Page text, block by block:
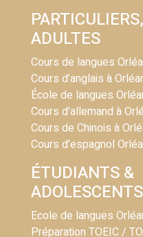
PARTICULIERS,
ADULTES
Cours de langues
Cours d’anglais à
École de langues
Cours d’allemand à
Cours de Chinois à
Cours d’espagnol
ÉTUDIANTS &
ADOLESCENTS
Ecole de langues
Préparation TOEIC /